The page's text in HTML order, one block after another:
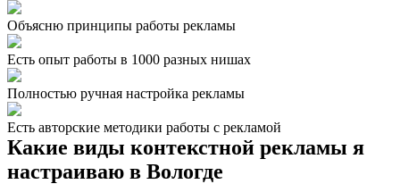
Объясню принципы работы рекламы
Есть опыт работы в 1000 разных нишах
Полностью ручная настройка рекламы
Есть авторские методики работы с рекламой
Какие виды контекстной рекламы я
настраиваю в Вологде